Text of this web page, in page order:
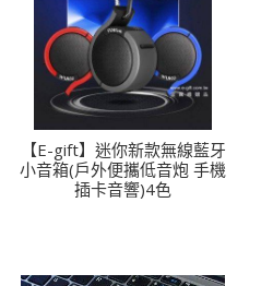
【E-gift】迷你新款無線藍牙
小音箱(戶外便攜低音炮 手機
插卡音響)4色